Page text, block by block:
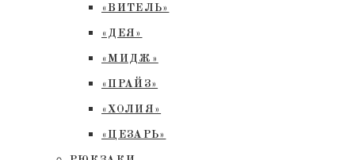
«ВИТЕЛЬ»
«ДЕЯ»
«МИДЖ»
«ПРАЙЗ»
«ХОЛИЯ»
«ЦЕЗАРЬ»